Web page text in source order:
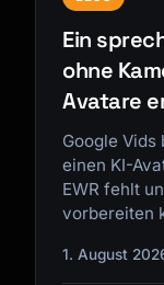
Ein
ohne
Avatare
Google Vids
einen KI-
EWR fehlt
vorbereiten
1. August